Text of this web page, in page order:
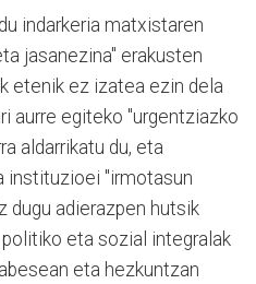
indarkeria matxistaren
jasanezina" erakusten
etenik ez izatea ezin dela
aurre egiteko "urgentziazko
aldarrikatu du, eta
instituzioei "irmotasun
dugu adierazpen hutsik
eta sozial integralak
eta hezkuntzan